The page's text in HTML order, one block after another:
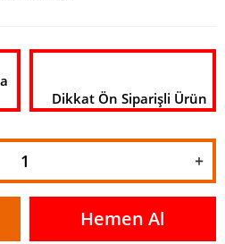
Dikkat Ön Siparişli Ürün
Hemen Al